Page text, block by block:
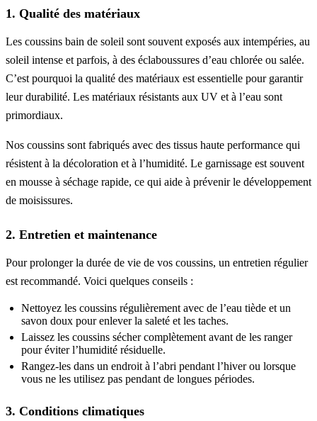
1. Qualité des matériaux
Les coussins bain de soleil sont souvent exposés aux intempéries, au
soleil intense et parfois, à des éclaboussures d’eau chlorée ou salée.
C’est pourquoi la qualité des matériaux est essentielle pour garantir
leur durabilité. Les matériaux résistants aux UV et à l’eau sont
primordiaux.
Nos coussins sont fabriqués avec des tissus haute performance qui
résistent à la décoloration et à l’humidité. Le garnissage est souvent
en mousse à séchage rapide, ce qui aide à prévenir le développement
de moisissures.
2. Entretien et maintenance
Pour prolonger la durée de vie de vos coussins, un entretien régulier
est recommandé. Voici quelques conseils :
Nettoyez les coussins régulièrement avec de l’eau tiède et un
savon doux pour enlever la saleté et les taches.
Laissez les coussins sécher complètement avant de les ranger
pour éviter l’humidité résiduelle.
Rangez-les dans un endroit à l’abri pendant l’hiver ou lorsque
vous ne les utilisez pas pendant de longues périodes.
3. Conditions climatiques